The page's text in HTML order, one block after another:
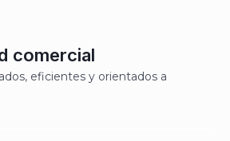
comercial
eficientes y orientados a